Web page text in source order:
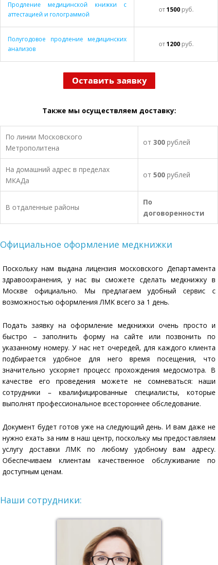
Продление медицинской книжки с
аттестацией и голограммой
от1500руб.
Полугодовое продление медицинских
анализов
от1200руб.
Также мы осуществляем доставку:
По линии Московского
Метрополитена
от 300 рублей
На домашний адрес в пределах
МКАДа
от 500 рублей
В отдаленные районы
По
договоренности
Официальное оформление медкнижки
Поскольку нам выдана лицензия московского Департамента
здравоохранения, у нас вы сможете сделать медкнижку в
Москве официально. Мы предлагаем удобный сервис с
возможностью оформления ЛМК всего за 1 день.
Подать заявку на оформление медкнижки очень просто и
быстро – заполнить форму на сайте или позвонить по
указанному номеру. У нас нет очередей, для каждого клиента
подбирается удобное для него время посещения, что
значительно ускоряет процесс прохождения медосмотра. В
качестве его проведения можете не сомневаться: наши
сотрудники – квалифицированные специалисты, которые
выполнят профессиональное всестороннее обследование.
Документ будет готов уже на следующий день. И вам даже не
нужно ехать за ним в наш центр, поскольку мы предоставляем
услугу доставки ЛМК по любому удобному вам адресу.
Обеспечиваем клиентам качественное обслуживание по
доступным ценам.
Наши сотрудники: